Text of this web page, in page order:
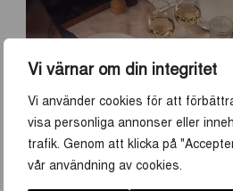
Vi värnar om din integritet
Vi använder cookies för att
visa personliga annonser eller
trafik. Genom att klicka på
vår användning av cookies.